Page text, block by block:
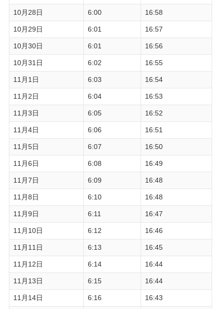
10月28日 6:00 16:58
10月29日 6:01 16:57
10月30日 6:01 16:56
10月31日 6:02 16:55
11月1日 6:03 16:54
11月2日 6:04 16:53
11月3日 6:05 16:52
11月4日 6:06 16:51
11月5日 6:07 16:50
11月6日 6:08 16:49
11月7日 6:09 16:48
11月8日 6:10 16:48
11月9日 6:11 16:47
11月10日 6:12 16:46
11月11日 6:13 16:45
11月12日 6:14 16:44
11月13日 6:15 16:44
11月14日 6:16 16:43